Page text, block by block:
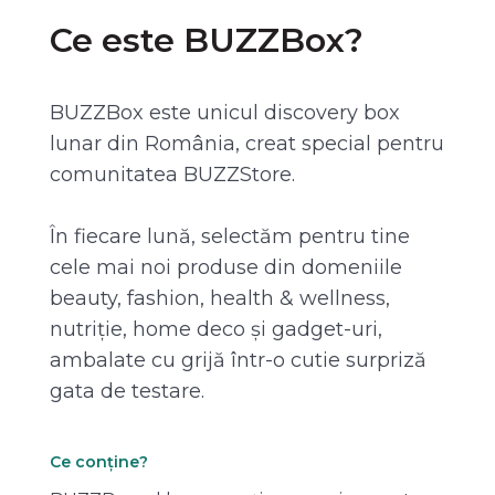
Ce este BUZZBox?
BUZZBox este unicul discovery box
lunar din România, creat special pentru
comunitatea BUZZStore.
În fiecare lună, selectăm pentru tine
cele mai noi produse din domeniile
beauty, fashion, health & wellness,
nutriție, home deco și gadget-uri,
ambalate cu grijă într-o cutie surpriză
gata de testare.
Ce conține?